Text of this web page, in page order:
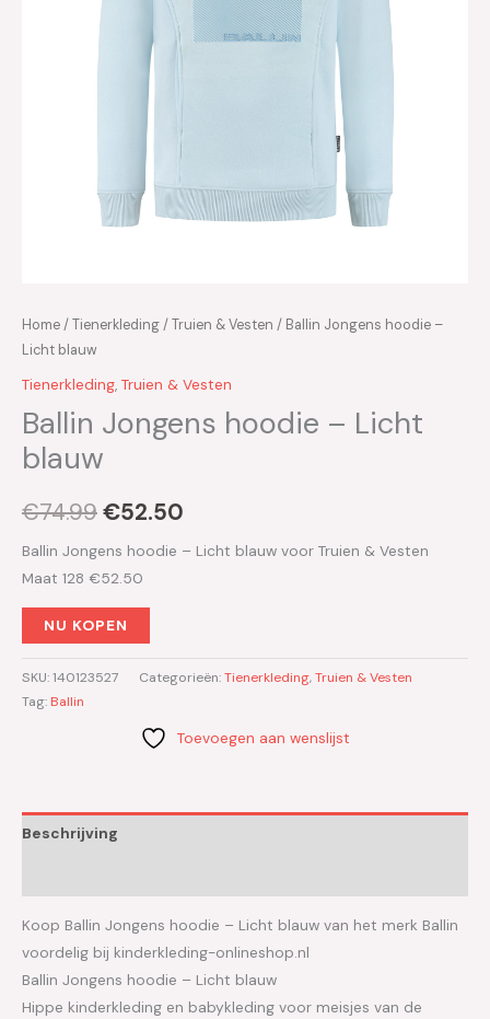
Home/Tienerkleding/Truien & Vesten / Ballin Jongens hoodie –
Licht blauw
Tienerkleding Truien & Vesten
Ballin Jongens hoodie – Licht
blauw
€74.99€52.50
Ballin Jongens hoodie – Licht blauw voor Truien & Vesten
Maat 128 €52.50
NU KOPEN
SKU:140123527 Categorieën:Tienerkleding,Truien & Vesten
Tag: Ballin
Toevoegen aan wenslijst
Beschrijving
Koop Ballin Jongens hoodie – Licht blauw van het merk Ballin
voordelig bij kinderkleding-onlineshop.nl
Ballin Jongens hoodie – Licht blauw
Hippe kinderkleding en babykleding voor meisjes van de